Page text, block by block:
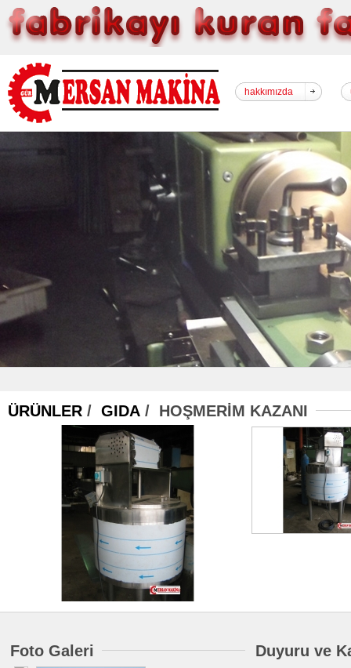
hakkımızda
ÜRÜNLER / GIDA / HOŞMERİM KAZANI
Foto Galeri Duyuru ve